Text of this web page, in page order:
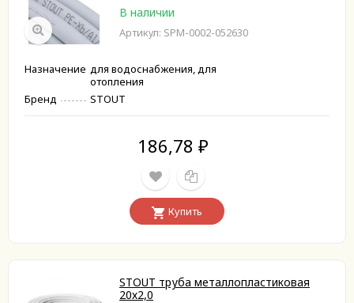
В наличии
Артикул: SPM-0002-052630
Назначение для водоснабжения, для
отопления
Бренд
STOUT
186,78 ₽
Купить
STOUT труба металлопластиковая
20х2,0